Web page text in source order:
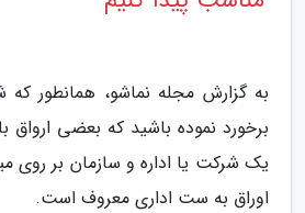
به گزارش مجله نماشو، همانطور که
برخورد نموده باشید که بعضی
یک شرکت یا اداره و سازمان بر روی
اوراق به ست اداری معروف است.